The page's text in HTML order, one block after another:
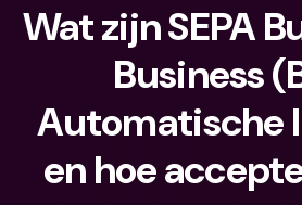
Wat zijn SEPA
Business
Automatische
en hoe